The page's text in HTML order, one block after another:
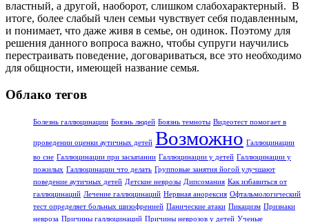
властный, а другой, наоборот, слишком слабохарактерный. В
итоге, более слабый член семьи чувствует себя подавленным,
и понимает, что даже живя в семье, он одинок. Поэтому для
решения данного вопроса важно, чтобы супруги научились
перестраивать поведение, договариваться, все это необходимо
для общности, имеющей название семья.
Облако тегов
Болезнь галлюцинации Боязнь людей Боязнь темноты Видеотест помогает в
проведении оценки аутичных детей Возможно Галлюцинации
во сне Галлюцинации при засыпании Галлюцинации у детей Галлюцинации у
пожилых Галлюцинации что делать Групповые занятия йогой улучшают
поведение аутичных детей Детские неврозы Дипсомания Как избавиться от
галлюцинаций Лечение галлюцинаций Нервная анорексия Офтальмологический
тест определяет больных шизофренией Панические атаки Пикацизм Признаки
невроза Причины галлюцинаций Причины неврозов у детей Ученые